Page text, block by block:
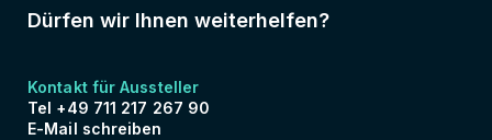
Dürfen wir Ihnen weiterhelfen?
Kontakt für Aussteller
Tel +49 711 217 267 90
E-Mail schreiben